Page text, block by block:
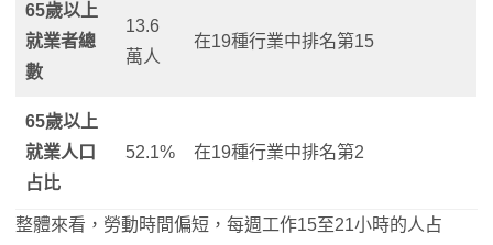
65歲以上
就業者總
數
13.6
萬人
在19種行業中排名第15
65歲以上
就業人口
占比
52.1% 在19種行業中排名第2
整體來看，勞動時間偏短，每週工作15至21小時的人占